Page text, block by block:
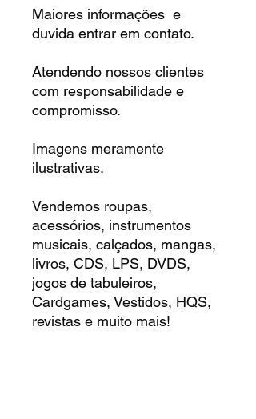
Maiores informações e
duvida entrar em contato.
Atendendo nossos clientes
com responsabilidade e
compromisso.
Imagens meramente
ilustrativas.
Vendemos roupas,
acessórios, instrumentos
musicais, calçados, mangas,
livros, CDS, LPS, DVDS,
jogos de tabuleiros,
Cardgames, Vestidos, HQS,
revistas e muito mais!